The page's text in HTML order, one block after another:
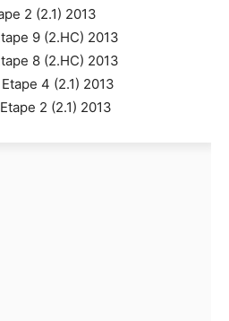
2 (2.1) 2013
9 (2.HC) 2013
8 (2.HC) 2013
4 (2.1) 2013
2 (2.1) 2013